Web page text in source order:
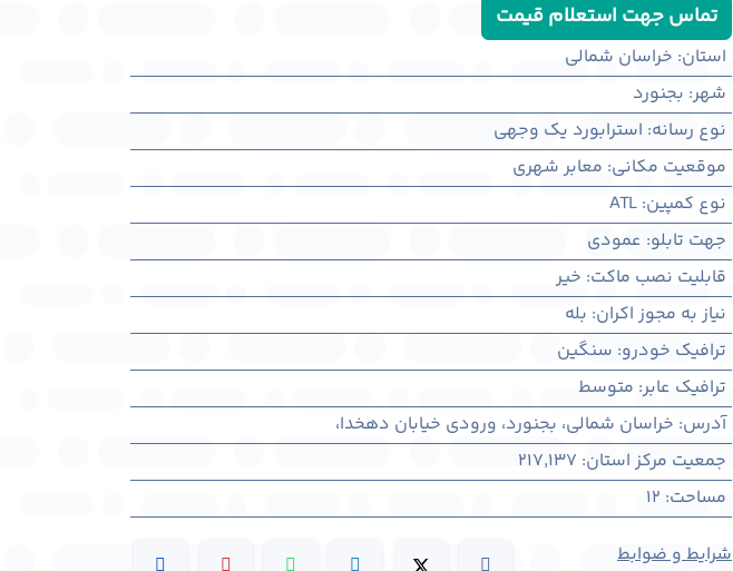
تماس جهت استعلام قیمت
استان: خراسان شمالی
شهر: بجنورد
نوع رسانه: استرابورد یک وجهی
موقعیت مکانی: معابر شهری
نوع کمپین:
ATL
جهت تابلو: عمودی
قابلیت نصب ماکت: خیر
نیاز به مجوز اکران: بله
ترافیک خودرو: سنگین
ترافیک عابر: متوسط
آدرس: خراسان شمالی، بجنورد، ورودی خیابان دهخدا،
جمعیت مرکز استان:
217,137
مساحت:
12
شرایط و ضوابط